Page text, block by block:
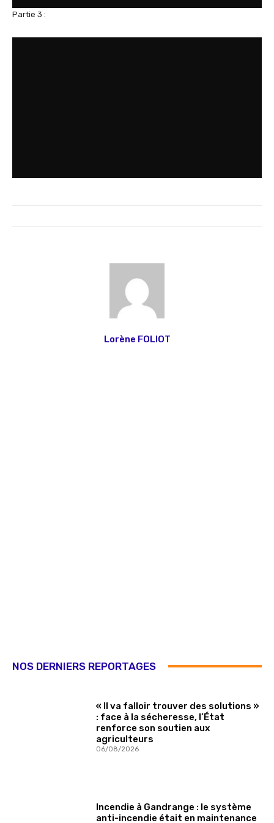
Partie 3 :
Lorène FOLIOT
NOS DERNIERS REPORTAGES
« Il va falloir trouver des solutions »
: face à la sécheresse, l’État
renforce son soutien aux
agriculteurs
06/08/2026
Incendie à Gandrange : le système
anti-incendie était en maintenance